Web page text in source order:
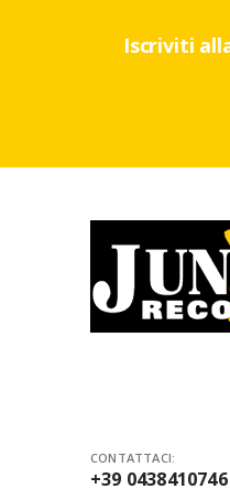
Iscriviti
CONTATTACI:
+39 0438410746